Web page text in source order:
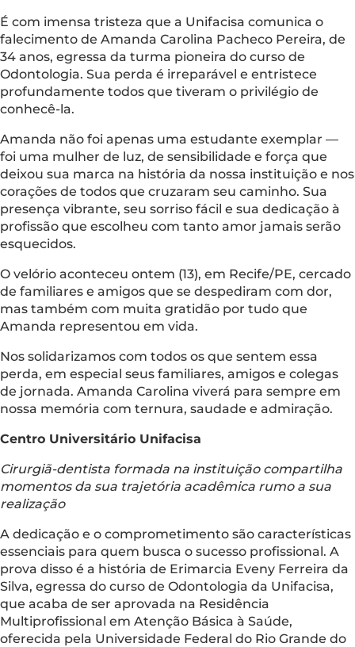
É com imensa tristeza que a Unifacisa comunica o
falecimento de Amanda Carolina Pacheco Pereira, de
34 anos, egressa da turma pioneira do curso de
Odontologia. Sua perda é irreparável e entristece
profundamente todos que tiveram o privilégio de
conhecê-la.
Amanda não foi apenas uma estudante exemplar —
foi uma mulher de luz, de sensibilidade e força que
deixou sua marca na história da nossa instituição e nos
corações de todos que cruzaram seu caminho. Sua
presença vibrante, seu sorriso fácil e sua dedicação à
profissão que escolheu com tanto amor jamais serão
esquecidos.
O velório aconteceu ontem (13), em Recife/PE, cercado
de familiares e amigos que se despediram com dor,
mas também com muita gratidão por tudo que
Amanda representou em vida.
Nos solidarizamos com todos os que sentem essa
perda, em especial seus familiares, amigos e colegas
de jornada. Amanda Carolina viverá para sempre em
nossa memória com ternura, saudade e admiração.
Centro Universitário Unifacisa
Cirurgiã-dentista formada na instituição compartilha
momentos da sua trajetória acadêmica rumo a sua
realização
A dedicação e o comprometimento são características
essenciais para quem busca o sucesso profissional. A
prova disso é a história de Erimarcia Eveny Ferreira da
Silva, egressa do curso de Odontologia da Unifacisa,
que acaba de ser aprovada na Residência
Multiprofissional em Atenção Básica à Saúde,
oferecida pela Universidade Federal do Rio Grande do